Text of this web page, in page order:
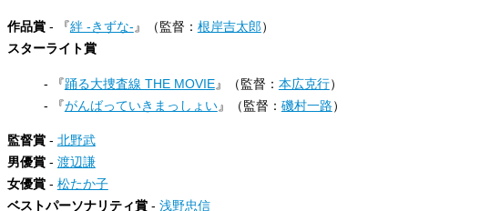
作品賞- 『絆 -きずな-』（監督： 根岸吉太郎）
スターライト賞
- 『踊る大捜査線 THE MOVIE』（監督： 本広克行）
- 『がんばっていきまっしょい』（監督： 磯村一路）
監督賞- 北野武
男優賞- 渡辺謙
女優賞- 松たか子
ベストパーソナリティ賞- 浅野忠信